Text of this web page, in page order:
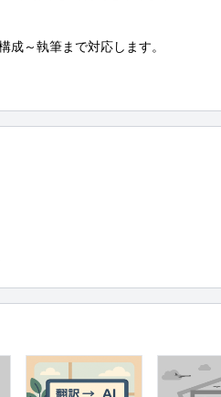
成～執筆まで対応します。